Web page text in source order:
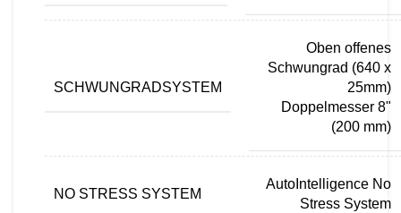
SCHWUNGRADSYSTEM
Oben offenes
Schwungrad (640 x
25mm)
Doppelmesser 8"
(200 mm)
NO STRESS SYSTEM
AutoIntelligence No
Stress System